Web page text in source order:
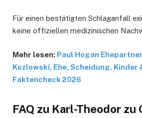
Für einen bestätigten Schlaganfall
keine offiziellen medizinischen
Mehr lesen: Paul Hogan
Kozlowski, Ehe, Scheidung,
Faktencheck 2026
FAQ zu Karl-Theodor